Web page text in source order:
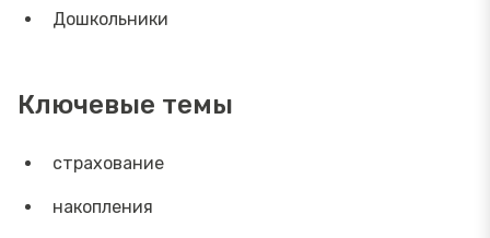
Дошкольники
Ключевые темы
страхование
накопления